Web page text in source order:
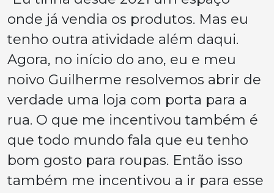
onde já vendia os produtos. Mas eu
tenho outra atividade além daqui.
Agora, no início do ano, eu e meu
noivo Guilherme resolvemos abrir de
verdade uma loja com porta para a
rua. O que me incentivou também é
que todo mundo fala que eu tenho
bom gosto para roupas. Então isso
também me incentivou a ir para esse